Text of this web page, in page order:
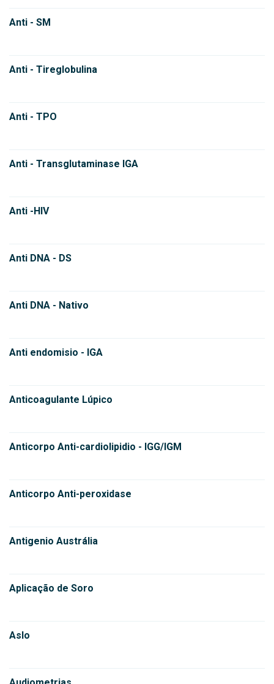
Anti - SM
Anti - Tireglobulina
Anti - TPO
Anti - Transglutaminase IGA
Anti -HIV
Anti DNA - DS
Anti DNA - Nativo
Anti endomisio - IGA
Anticoagulante Lúpico
Anticorpo Anti-cardiolipidio - IGG/IGM
Anticorpo Anti-peroxidase
Antigenio Austrália
Aplicação de Soro
Aslo